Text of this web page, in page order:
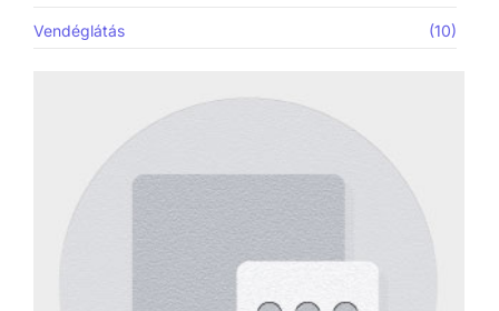
Vendéglátás (10)